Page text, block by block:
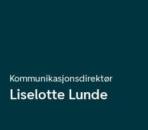
Kommunikasjonsdirektør
Liselotte Lunde